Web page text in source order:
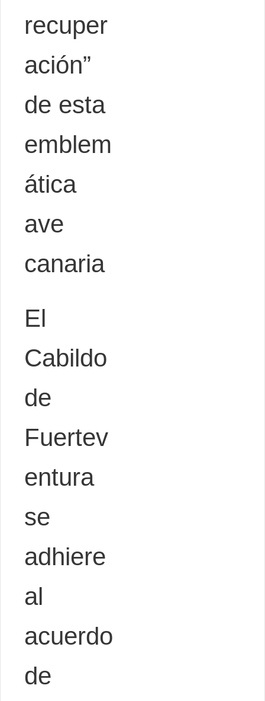
recuper
ación”
de esta
emblem
ática
ave
canaria
El
Cabildo
de
Fuertev
entura
se
adhiere
al
acuerdo
de